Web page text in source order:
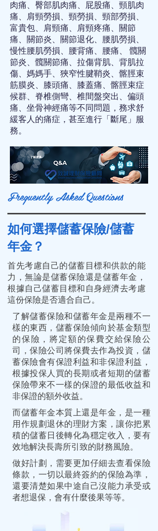
肉痛、 臀部肌肉痛、 屁股痛、 頸肌肉
痛、 肩頸勞損、 頸勞損、 頸部勞損、
富貴包、 肩頸痛、 肩頸疼痛、 關節
痛、 關節炎、 關節退化、 腰肌勞損、
慢性腰肌勞損、 腰背痛、 腰痛、 髖關
節炎、 髖關節痛、 拉傷背肌、 背肌拉
傷、 媽媽手、 狹窄性腱鞘炎、 髂脛束
筋膜炎、 膝頭痛、 膝蓋痛、 髂脛束症
候群、 脊椎側彎、 椎間盤突出 、 偏頭
痛、 坐骨神經痛等不同問題，務求舒
緩客人的痛症，甚至進行「斷尾」服
務。
Frequently Asked Questions
如何選擇儲蓄保險/儲蓄
年金？
首先考慮自己的儲蓄目標和供款的能
力，無論是儲蓄保險還是儲蓄年金，
根據自己儲蓄目標和自身經濟去考慮
這份保險是否適合自己。
了解儲蓄保險和儲蓄年金是兩種不一
樣的東西，儲蓄保險傾向於基金類型
的保險，將定額的保費交給保險公
司，保險公司將保費去作為投資，儲
蓄保險會有保證利益和非保證利益，
根據投保人買的長期或者短期的儲蓄
保險帶來不一樣的保證的最低收益和
非保證的額外收益。
而儲蓄年金本質上還是年金，是一種
用作規劃退休的理財方案，讓你把累
積的儲蓄日後轉化為穩定收入，要有
效地解決長壽所引致的財務風險。
做好計劃，需要更加仔細去查看保險
條款，一切以最終簽約的保險為準，
還要清楚如果中途自己沒能力承受或
者想退保，會有什麼後果等等。